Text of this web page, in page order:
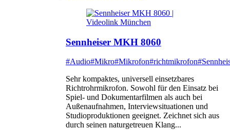
Sennheiser MKH 8060
#Audio#Mikro#Mikrofon#richtmikrofon
Sehr kompaktes, universell einsetzbares
Richtrohrmikrofon. Sowohl für den Einsatz bei
Spiel- und Dokumentarfilmen als auch bei
Außenaufnahmen, Interviewsituationen und
Studioproduktionen geeignet. Zeichnet sich aus
durch seinen naturgetreuen Klang...